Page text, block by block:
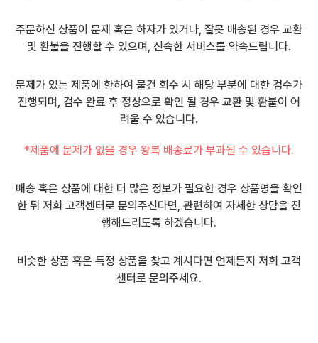
주문하신 상품이 문제 혹은 하자가 있거나, 잘못 배송된 경우 교환
및 환불을 진행할 수 있으며, 신속한 서비스를 약속드립니다.
문제가 있는 제품에 한하여 물건 회수 시 해당 부분에 대한 검수가
진행되며, 검수 완료 후 정상으로 확인 될 경우 교환 및 환불이 어
려울 수 있습니다.
*제품에 문제가 없을 경우 왕복 배송료가 부과될 수 있습니다.
배송 혹은 상품에 대한 더 많은 정보가 필요한 경우 상품명을 확인
한 뒤 저희 고객센터로 문의주신다면, 관련하여 자세한 상담을 진
행해드리도록 하겠습니다.
비슷한 상품 혹은 특정 상품을 찾고 계시다면 언제든지 저희 고객
센터로 문의주세요.